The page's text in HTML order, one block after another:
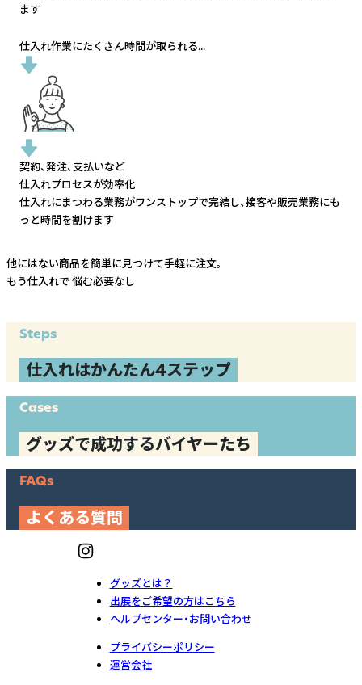
ます
仕入れ作業にたくさん時間が取られる...
契約、発注、支払いなど
仕入れプロセスが効率化
仕入れにまつわる業務がワンストップで完結し、接客や販売業務にも
っと時間を割けます
他にはない商品を簡単に見つけて手軽に注文。
もう仕入れで 悩む必要なし
Steps
仕入れはかんたん4ステップ
Cases
グッズで成功するバイヤーたち
FAQs
よくある質問
グッズとは？
出展をご希望の方はこちら
ヘルプセンター・お問い合わせ
プライバシーポリシー
運営会社